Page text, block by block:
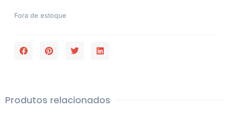
Fora de estoque
Produtos relacionados